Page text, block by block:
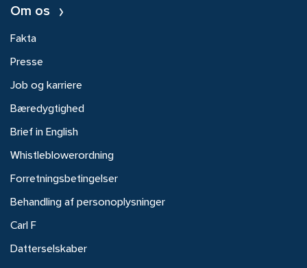
Om os
Fakta
Presse
Job og karriere
Bæredygtighed
Brief in English
Whistleblowerordning
Forretningsbetingelser
Behandling af personoplysninger
Carl F
Datterselskaber